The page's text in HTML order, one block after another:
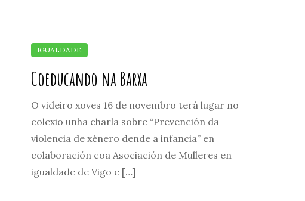
Coeducando na Barxa
O videiro xoves 16 de novembro terá lugar no
colexio unha charla sobre “Prevención da
violencia de xénero dende a infancia” en
colaboración coa Asociación de Mulleres en
igualdade de Vigo e […]